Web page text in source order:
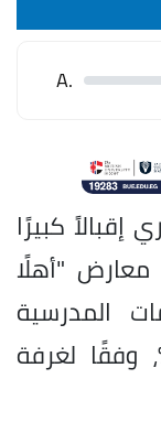
.A
كبيرًا
معارض "أهلًا
المدرسية
مخفضة تصل إلى 70%، وفقًا لغرفة